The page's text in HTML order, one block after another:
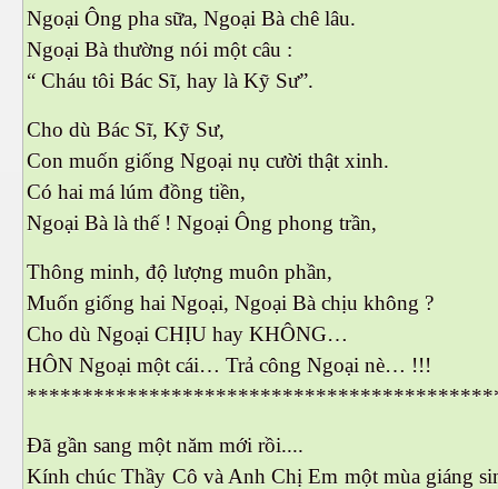
Ngoại Ông pha sữa, Ngoại Bà chê lâu.
Ngoại Bà thường nói một câu :
“ Cháu tôi Bác Sĩ, hay là Kỹ Sư”.
Cho dù Bác Sĩ, Kỹ Sư,
Con muốn giống Ngoại nụ cười thật xinh.
Có hai má lúm đồng tiền,
Ngoại Bà là thế ! Ngoại Ông phong trần,
Thông minh, độ lượng muôn phần,
Muốn giống hai Ngoại, Ngoại Bà chịu không ?
Cho dù Ngoại CHỊU hay KHÔNG…
HÔN Ngoại một cái… Trả công Ngoại nè… !!!
Đã gần sang một năm mới rồi....
Kính chúc Thầy Cô và Anh Chị Em một mùa giáng
Trí